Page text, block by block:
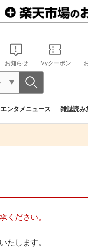
お知らせ Myクーポン
エンタメニュース 雑誌読み
ください。
たします。